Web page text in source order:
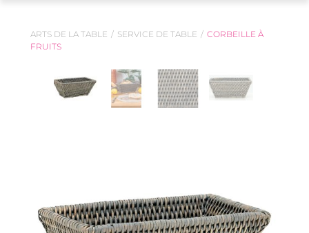
ARTS DE LA TABLE SERVICE DE TABLE
CORBEILLE À
FRUITS